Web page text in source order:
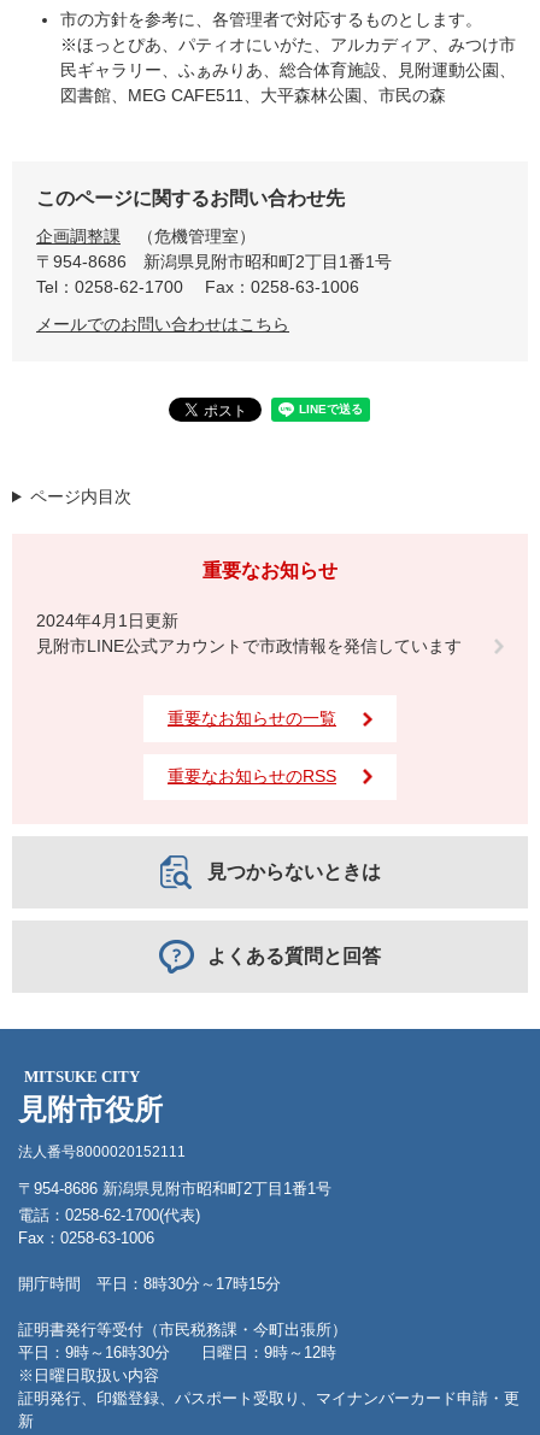
市の方針を参考に、各管理者で対応するものとします。
※ほっとぴあ、パティオにいがた、アルカディア、みつけ市
民ギャラリー、ふぁみりあ、総合体育施設、見附運動公園、
図書館、MEG CAFE511、大平森林公園、市民の森
このページに関するお問い合わせ先
企画調整課
危機管理室
〒954-8686
新潟県見附市昭和町2丁目1番1号
Tel：0258-62-1700
Fax：0258-63-1006
メールでのお問い合わせはこちら
ページ内目次
重要なお知らせ
2024年4月1日更新
見附市LINE公式アカウントで市政情報を発信しています
重要なお知らせの一覧
重要なお知らせのRSS
見つからないときは
よくある質問と回答
MITSUKE CITY
見附市役所
法人番号8000020152111
〒954-8686 新潟県見附市昭和町2丁目1番1号
電話：0258-62-1700(代表)
Fax：0258-63-1006
開庁時間 平日：8時30分～17時15分
証明書発行等受付（市民税務課・今町出張所）
平日：9時～16時30分 日曜日：9時～12時
※日曜日取扱い内容
証明発行、印鑑登録、パスポート受取り、マイナンバーカード申請・更
新